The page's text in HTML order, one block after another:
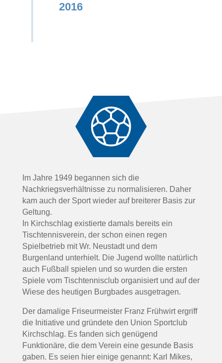
2016
Im Jahre 1949 begannen sich die
Nachkriegsverhältnisse zu normalisieren. Daher
kam auch der Sport wieder auf breiterer Basis zur
Geltung.
In Kirchschlag existierte damals bereits ein
Tischtennisverein, der schon einen regen
Spielbetrieb mit Wr. Neustadt und dem
Burgenland unterhielt. Die Jugend wollte natürlich
auch Fußball spielen und so wurden die ersten
Spiele vom Tischtennisclub organisiert und auf der
Wiese des heutigen Burgbades ausgetragen.
Der damalige Friseurmeister Franz Frühwirt ergriff
die Initiative und gründete den Union Sportclub
Kirchschlag. Es fanden sich genügend
Funktionäre, die dem Verein eine gesunde Basis
gaben. Es seien hier einige genannt: Karl Mikes,